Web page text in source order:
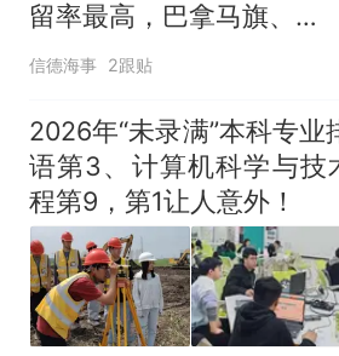
留率最高，巴拿马旗、
ClassNK关联船舶占比居
信德海事 2跟贴
2026年“未录满”本科专业
语第3、计算机科学与技
程第9，第1让人意外！